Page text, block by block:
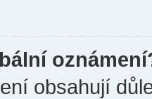
obsahují